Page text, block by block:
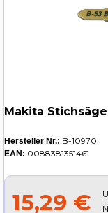
Makita
Hersteller Nr.: B-10970
EAN: 0088381351461
15,29 €